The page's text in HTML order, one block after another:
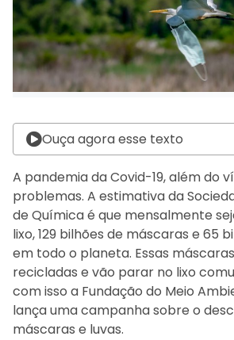
Ouça agora esse texto
A pandemia da Covid-19, além do
problemas. A estimativa da
de Química é que mensalmente
lixo, 129 bilhões de máscaras e 65
em todo o planeta. Essas
recicladas e vão parar no lixo
com isso a Fundação do Meio
lança uma campanha sobre o
máscaras e luvas.